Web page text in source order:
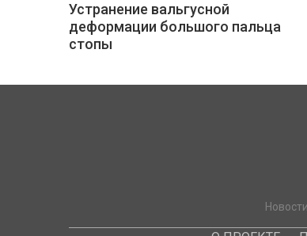
Устранение вальгусной
деформации большого пальца
стопы